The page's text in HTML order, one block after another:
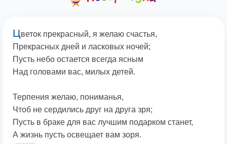
Цветок прекрасный, я желаю счастья,
Прекрасных дней и ласковых ночей;
Пусть небо остается всегда ясным
Над головами вас, милых детей.
Терпения желаю, пониманья,
Чтоб не сердились друг на друга зря;
Пусть в браке для вас лучшим подарком станет,
А жизнь пусть освещает вам зоря.